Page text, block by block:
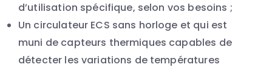
d’utilisation spécifique, selon vos besoins ;
Un circulateur ECS sans horloge et qui est
muni de capteurs thermiques capables de
détecter les variations de températures